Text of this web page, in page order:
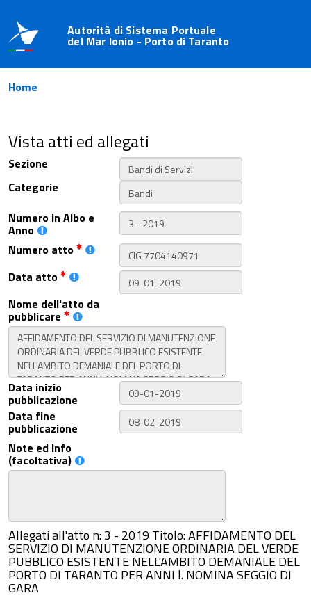
Autorità di Sistema Portuale
del Mar Ionio - Porto di Taranto
Home
Vista atti ed allegati
Sezione
Categorie
Numero in Albo e
Anno
Numero atto
Data atto
Nome dell'atto da
pubblicare
Data inizio
pubblicazione
Data fine
pubblicazione
Note ed Info
(facoltativa)
Allegati all'atto n: 3 - 2019 Titolo: AFFIDAMENTO DEL
SERVIZIO DI MANUTENZIONE ORDINARIA DEL VERDE
PUBBLICO ESISTENTE NELL'AMBITO DEMANIALE DEL
PORTO DI TARANTO PER ANNI l. NOMINA SEGGIO DI
GARA